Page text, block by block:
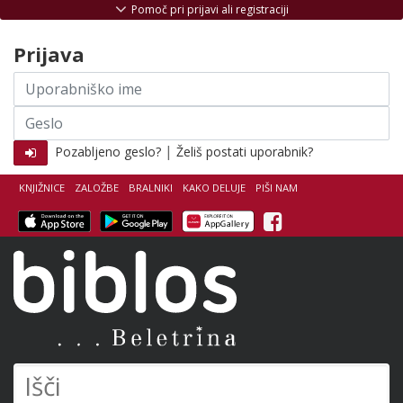
KNJIŽNICE ZALOŽBE BRALNIKI KAKO DELUJE PIŠI NAM
Facebook
Pomoč pri prijavi ali registraciji
Prijava
Uporabniško
ime
Geslo
Pozabljeno geslo? | Želiš postati uporabnik?